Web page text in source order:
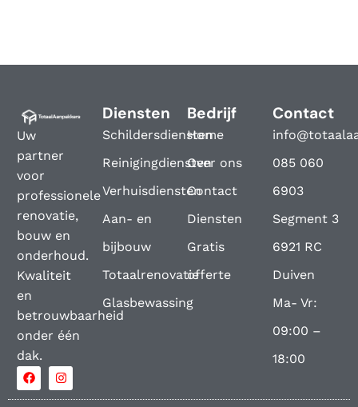
Uw
partner
voor
professionele
renovatie,
bouw en
onderhoud.
Kwaliteit
en
betrouwbaarheid
onder één
dak.
Diensten
Schildersdiensten
Reinigingdiensten
Verhuisdiensten
Aan- en
bijbouw
Totaalrenovatie
Glasbewassing
Bedrijf
Home
Over ons
Contact
Diensten
Gratis
offerte
Contact
085 060
6903
Segment 3
6921 RC
Duiven
Ma- Vr:
09:00 –
18:00